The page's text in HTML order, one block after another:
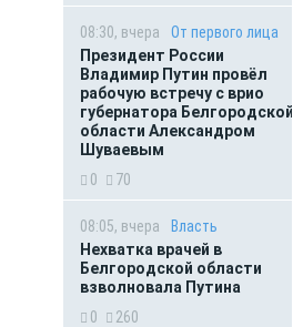
08:30, вчера
От первого лица
Президент России
Владимир Путин провёл
рабочую встречу с врио
губернатора Белгородской
области Александром
Шуваевым
0
70
08:05, вчера
Власть
Нехватка врачей в
Белгородской области
взволновала Путина
0
260